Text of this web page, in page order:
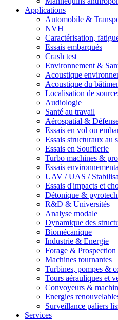
Applications
Automobile &
NVH
Caractérisation,
Essais embarqués
Crash test
Environnement &
Acoustique
Acoustique du
Localisation de
Audiologie
Santé au travail
Aérospatial &
Essais en vol ou
Essais structuraux au
Essais en Soufflerie
Turbo machines &
Essais
UAV / UAS /
Essais d'impacts et
Détonique &
R&D & Universités
Analyse modale
Dynamique des
Biomécanique
Industrie & Energie
Forage & Prospection
Machines tournantes
Turbines, pompes &
Tours aérauliques et
Convoyeurs &
Energies
Surveillance paliers
Services